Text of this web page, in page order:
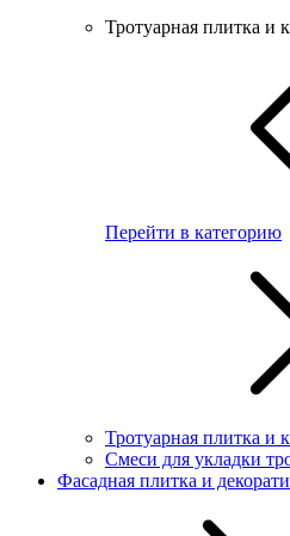
Тротуарная плитка и
Перейти в категорию
Тротуарная плитка и
Смеси для укладки
Фасадная плитка и